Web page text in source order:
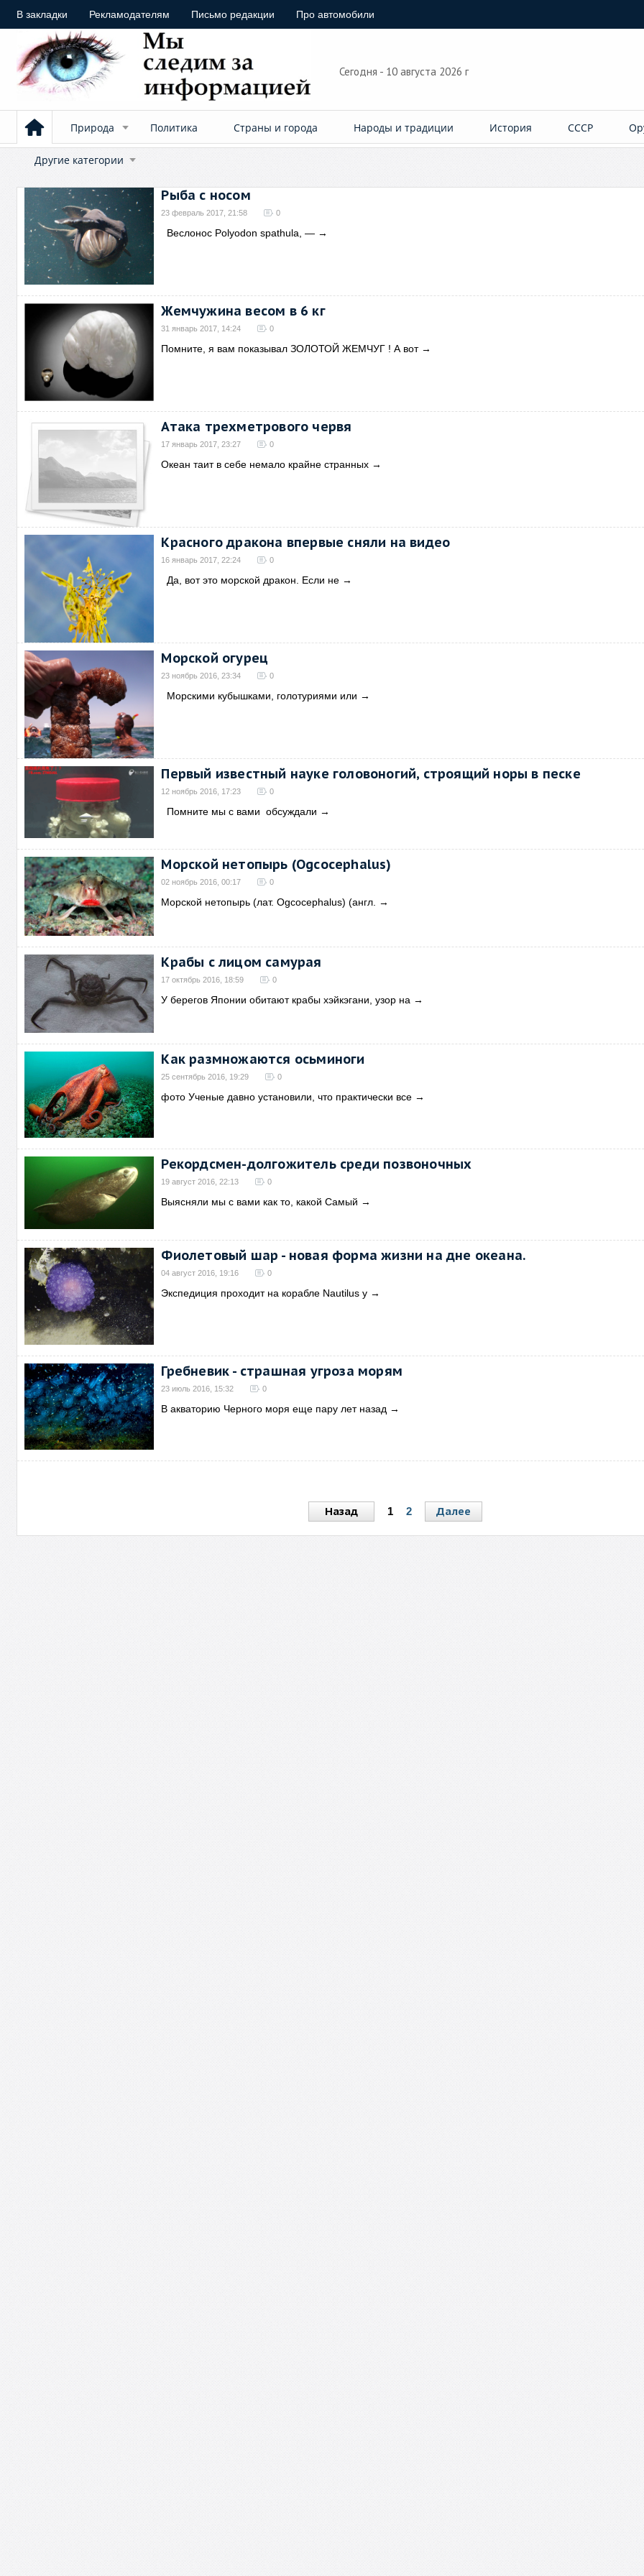
В закладки Рекламодателям Письмо редакции Про автомобили
Сегодня - 10 августа 2026 г
Природа Политика Страны и города Народы и традиции История СССР
Другие категории
Рыба с носом
23 февраль 2017, 21:58 0
Веслонос Polyodon spathula, — →
Жемчужина весом в 6 кг
31 январь 2017, 14:24 0
Помните, я вам показывал ЗОЛОТОЙ ЖЕМЧУГ ! А вот→
Атака трехметрового червя
17 январь 2017, 23:27 0
Океан таит в себе немало крайне странных →
Красного дракона впервые сняли на видео
16 январь 2017, 22:24 0
Да, вот это морской дракон. Если не →
Морской огурец
23 ноябрь 2016, 23:34 0
Морскими кубышками, голотуриями или →
Первый известный науке головоногий, строящий норы в песке
12 ноябрь 2016, 17:23 0
Помните мы с вами обсуждали →
Морской нетопырь (Ogcocephalus)
02 ноябрь 2016, 00:17 0
Морской нетопырь (лат. Ogcocephalus) (англ. →
Крабы с лицом самурая
17 октябрь 2016, 18:59 0
У берегов Японии обитают крабы хэйкэгани, узор на →
Как размножаются осьминоги
25 сентябрь 2016, 19:29 0
фото Ученые давно установили, что практически все →
Рекордсмен-долгожитель среди позвоночных
19 август 2016, 22:13 0
Выясняли мы с вами как то, какой Самый →
Фиолетовый шар - новая форма жизни на дне океана.
04 август 2016, 19:16 0
Экспедиция проходит на корабле Nautilus у →
Гребневик - страшная угроза морям
23 июль 2016, 15:32 0
В акваторию Черного моря еще пару лет назад →
Назад 1 2 Далее